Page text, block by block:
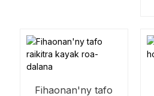
Fihaonan'ny tafo